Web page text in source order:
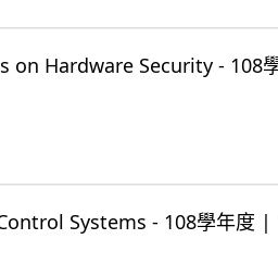
on Hardware Security - 108
Systems - 108學年度 |